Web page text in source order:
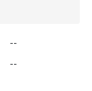
--
--